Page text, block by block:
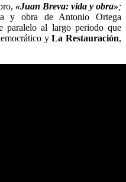
«Juan Breva: vida y obra»;
y obra de Antonio Ortega
paralelo al largo periodo que
yLa Restauración,